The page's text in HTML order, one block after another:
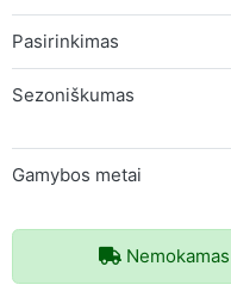
Pasirinkimas
Sezoniškumas
Gamybos metai